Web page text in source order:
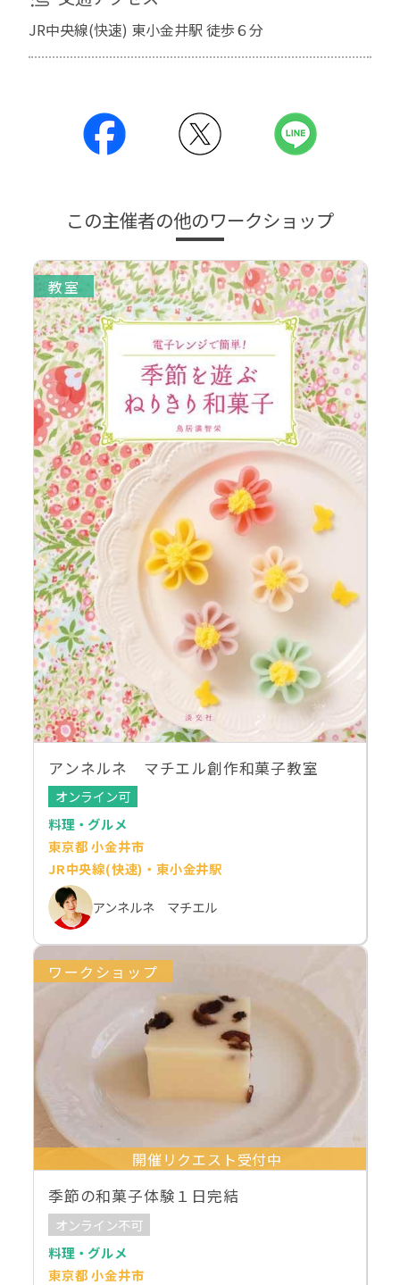
JR中央線(快速) 東小金井駅 徒歩６分
この主催者の他のワークショップ
教室
アンネルネ マチエル創作和菓子教室
オンライン可
料理・グルメ
東京都 小金井市
JR中央線(快速)・東小金井駅
アンネルネ マチエル
ワークショップ
開催リクエスト受付中
季節の和菓子体験１日完結
オンライン不可
料理・グルメ
東京都 小金井市